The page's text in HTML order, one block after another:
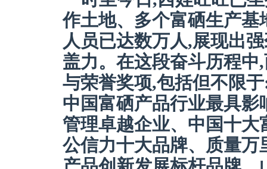
作土地、多个富硒生产
人员已达数万人,展现出
盖力。在这段奋斗历程
与荣誉奖项,包括但不限
中国富硒产品行业最具影
管理卓越企业、中国十
公信力十大品牌、质量万